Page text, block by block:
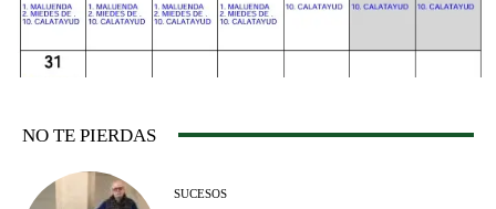
NO TE PIERDAS
SUCESOS